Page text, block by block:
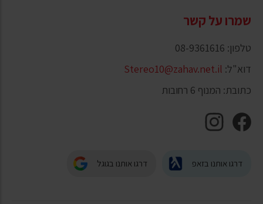
שמרו על קשר
טלפון: 08-9361616
דוא"ל: Stereo10@zahav.net.il
כתובת: המנוף 6 רחובות
דרגו אותנו בזאפ דרגו אותנו בגוגל